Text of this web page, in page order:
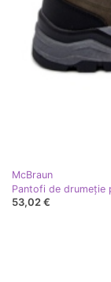
McBraun
Pantofi de drumeție
53,02 €